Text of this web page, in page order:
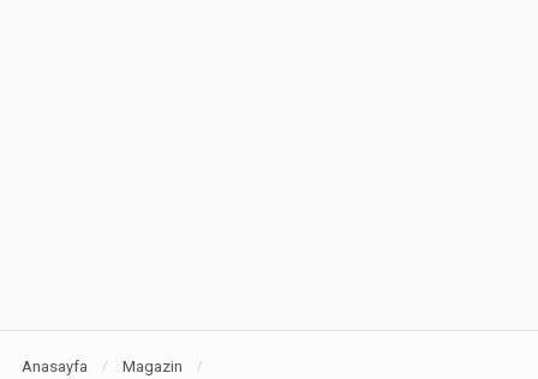
Anasayfa / Magazin /